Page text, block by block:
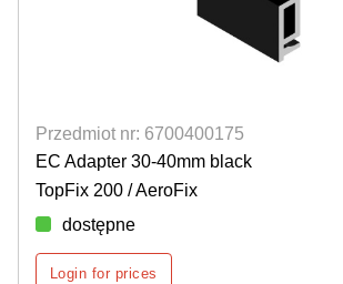
Przedmiot nr: 6700400175
EC Adapter 30-40mm black
TopFix 200 / AeroFix
dostępne
Login for prices